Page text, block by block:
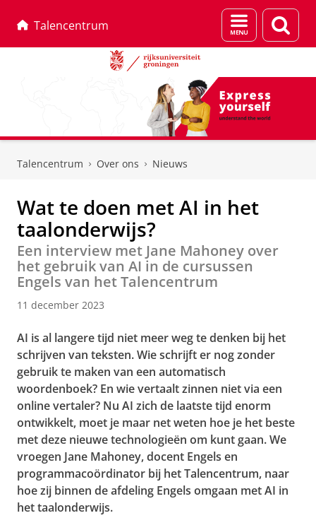
Talencentrum
Menu
en
Talencentrum Over ons Nieuws
Wat te doen met AI in het
taalonderwijs?
Een interview met Jane Mahoney over
het gebruik van AI in de cursussen
Engels van het Talencentrum
11 december 2023
AI is al langere tijd niet meer weg te denken bij het
schrijven van teksten. Wie schrijft er nog zonder
gebruik te maken van een automatisch
woordenboek? En wie vertaalt zinnen niet via een
online vertaler? Nu AI zich de laatste tijd enorm
ontwikkelt, moet je maar net weten hoe je het beste
met deze nieuwe technologieën om kunt gaan. We
vroegen Jane Mahoney, docent Engels en
programmacoördinator bij het Talencentrum, naar
hoe zij binnen de afdeling Engels omgaan met AI in
het taalonderwijs.